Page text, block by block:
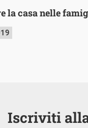
la casa nelle
Iscriviti